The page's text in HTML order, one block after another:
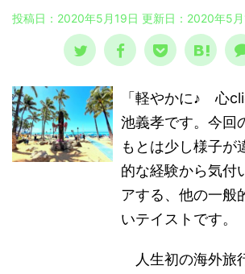
投稿日：2020年5月19日 更新日： 2020年5月
「軽やかに♪ 心
池義孝です。今回
もとは少し様子が
的な経験から気付
アする、他の一般
いテイストです。
人生初の海外旅